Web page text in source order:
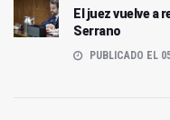
El juez vuelve a
Serrano
PUBLICADO EL